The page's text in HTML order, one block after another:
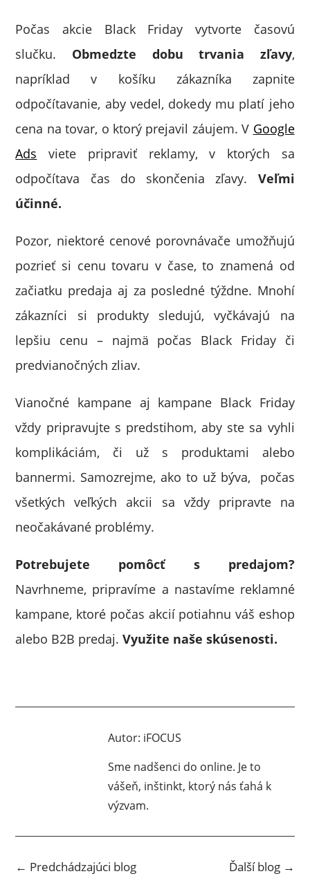
Počas akcie Black Friday vytvorte časovú
slučku. Obmedzte dobu trvania zľavy,
napríklad v košíku zákazníka zapnite
odpočítavanie, aby vedel, dokedy mu platí jeho
cena na tovar, o ktorý prejavil záujem. V Google
Ads viete pripraviť reklamy, v ktorých sa
odpočítava čas do skončenia zľavy. Veľmi
účinné.
Pozor, niektoré cenové porovnávače umožňujú
pozrieť si cenu tovaru v čase, to znamená od
začiatku predaja aj za posledné týždne. Mnohí
zákazníci si produkty sledujú, vyčkávajú na
lepšiu cenu – najmä počas Black Friday či
predvianočných zliav.
Vianočné kampane aj kampane Black Friday
vždy pripravujte s predstihom, aby ste sa vyhli
komplikáciám, či už s produktami alebo
bannermi. Samozrejme, ako to už býva, počas
všetkých veľkých akcii sa vždy pripravte na
neočakávané problémy.
Potrebujete pomôcť s predajom?
Navrhneme, pripravíme a nastavíme reklamné
kampane, ktoré počas akcií potiahnu váš eshop
alebo B2B predaj.Využite naše skúsenosti.
Autor: iFOCUS
Sme nadšenci do online. Je to
vášeň, inštinkt, ktorý nás ťahá k
výzvam.
← Predchádzajúci blog Ďalší blog→